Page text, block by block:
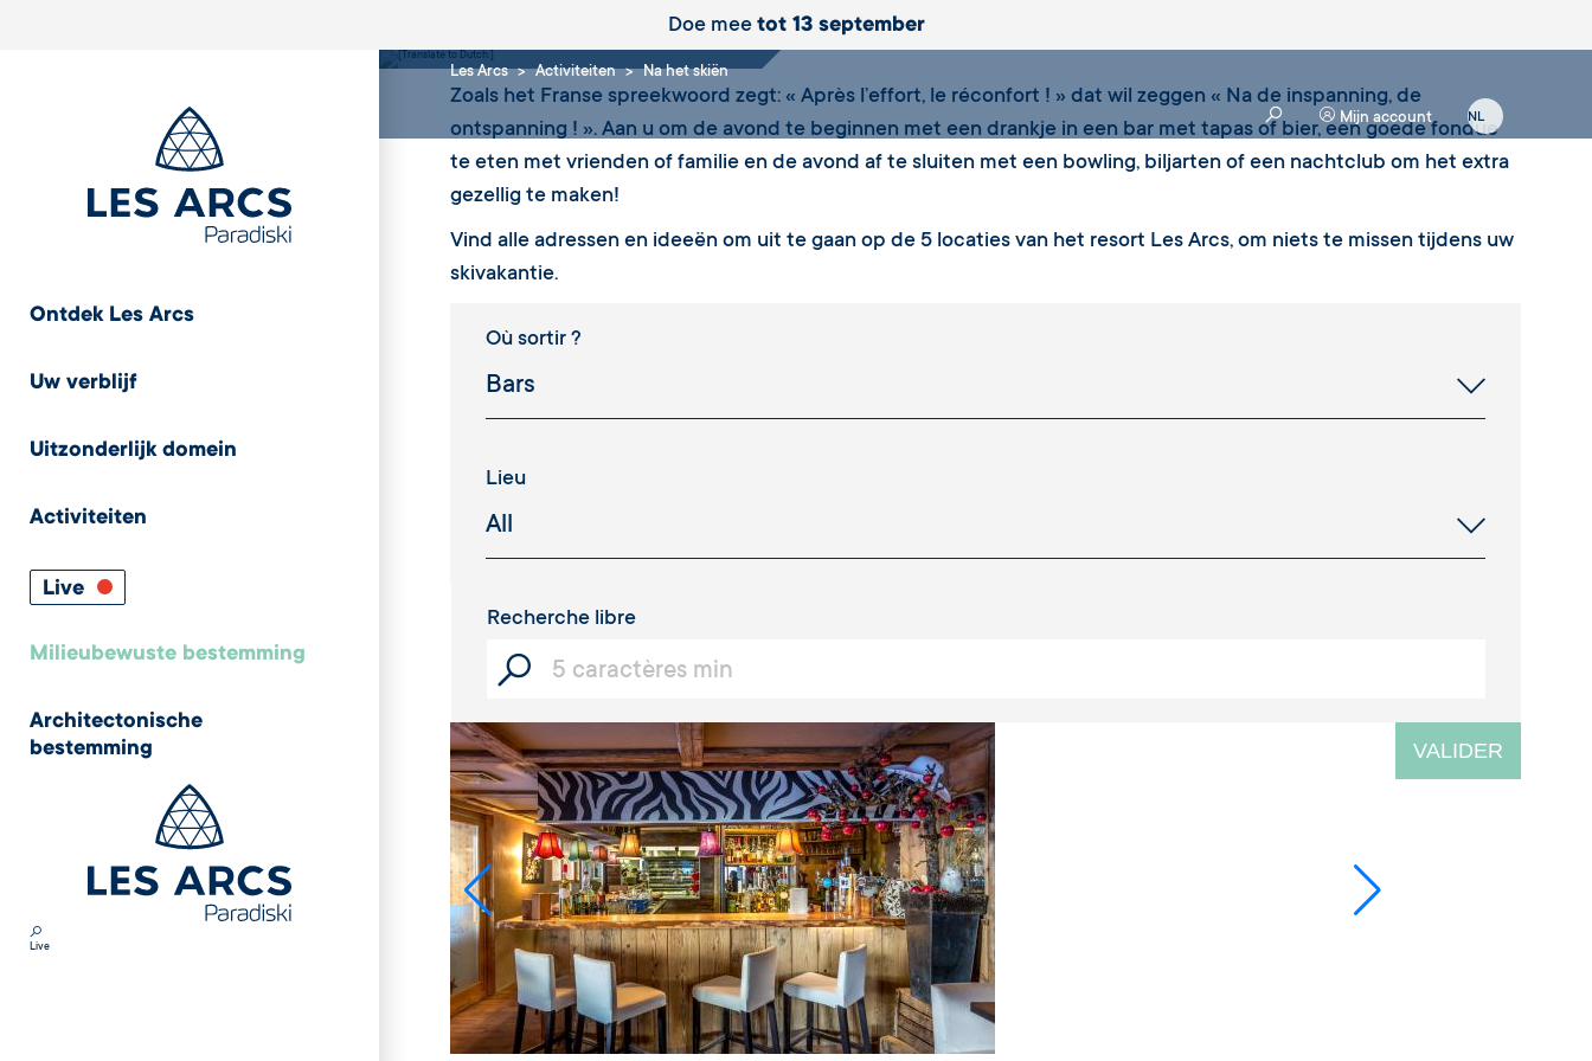
Doe mee tot 13 september
Ontdek Les Arcs
Uw verblijf
Uitzonderlijk domein
Activiteiten
Live
Milieubewuste bestemming
Architectonische
bestemming
Live
Les Arcs Activiteiten Na het skiën
Mijn account
Zoals het Franse spreekwoord zegt: « Après l’effort, le réconfort ! » dat wil zeggen « Na de inspanning, de
ontspanning ! ». Aan u om de avond te beginnen met een drankje in een bar met tapas of bier, een goede fondue
te eten met vrienden of familie en de avond af te sluiten met een bowling, biljarten of een nachtclub om het extra
gezellig te maken!
Vind alle adressen en ideeën om uit te gaan op de 5 locaties van het resort Les Arcs, om niets te missen tijdens uw
skivakantie.
Où sortir ?
Lieu
Recherche libre
VALIDER